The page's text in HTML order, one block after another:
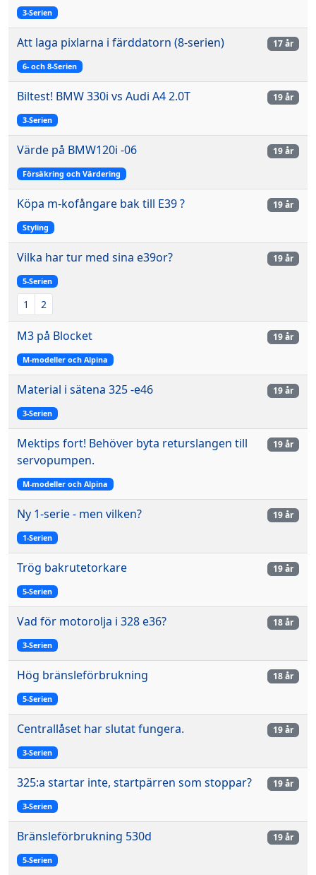
3-Serien
Att laga pixlarna i färddatorn (8-serien)
6- och 8-Serien
17 år
Biltest! BMW 330i vs Audi A4 2.0T
3-Serien
19 år
Värde på BMW120i -06
Försäkring och Värdering
19 år
Köpa m-kofångare bak till E39 ?
Styling
19 år
Vilka har tur med sina e39or?
5-Serien
1 2
19 år
M3 på Blocket
M-modeller och Alpina
19 år
Material i sätena 325 -e46
3-Serien
19 år
Mektips fort! Behöver byta returslangen till
servopumpen.
M-modeller och Alpina
19 år
Ny 1-serie - men vilken?
1-Serien
19 år
Trög bakrutetorkare
5-Serien
19 år
Vad för motorolja i 328 e36?
3-Serien
18 år
Hög bränsleförbrukning
5-Serien
18 år
Centrallåset har slutat fungera.
3-Serien
19 år
325:a startar inte, startpärren som stoppar?
3-Serien
19 år
Bränsleförbrukning 530d
5-Serien
19 år